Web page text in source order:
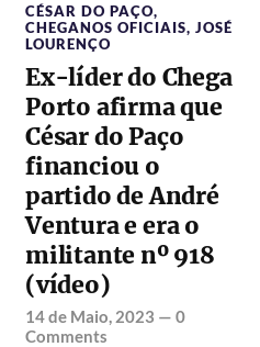
CÉSAR DO PAÇO,
CHEGANOS OFICIAIS,JOSÉ
LOURENÇO
Ex-líder do Chega
Porto afirma que
César do Paço
financiou o
partido de André
Ventura e era o
militante nº 918
(vídeo)
14 de Maio, 2023 —0
Comments